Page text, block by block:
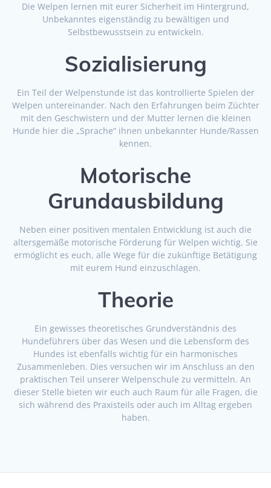
Die Welpen lernen mit eurer Sicherheit im Hintergrund,
Unbekanntes eigenständig zu bewältigen und
Selbstbewusstsein zu entwickeln.
Sozialisierung
Ein Teil der Welpenstunde ist das kontrollierte Spielen der
Welpen untereinander. Nach den Erfahrungen beim Züchter
mit den Geschwistern und der Mutter lernen die kleinen
Hunde hier die „Sprache“ ihnen unbekannter Hunde/Rassen
kennen.
Motorische
Grundausbildung
Neben einer positiven mentalen Entwicklung ist auch die
altersgemäße motorische Förderung für Welpen wichtig. Sie
ermöglicht es euch, alle Wege für die zukünftige Betätigung
mit eurem Hund einzuschlagen.
Theorie
Ein gewisses theoretisches Grundverständnis des
Hundeführers über das Wesen und die Lebensform des
Hundes ist ebenfalls wichtig für ein harmonisches
Zusammenleben. Dies versuchen wir im Anschluss an den
praktischen Teil unserer Welpenschule zu vermitteln. An
dieser Stelle bieten wir euch auch Raum für alle Fragen, die
sich während des Praxisteils oder auch im Alltag ergeben
haben.